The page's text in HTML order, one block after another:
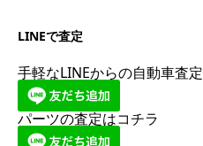
LINEで査定
手軽なLINEからの自動車査定
パーツの査定はコチラ